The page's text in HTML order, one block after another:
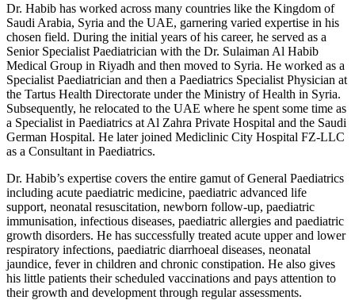
Dr. Habib has worked across many countries like the Kingdom of
Saudi Arabia, Syria and the UAE, garnering varied expertise in his
chosen field. During the initial years of his career, he served as a
Senior Specialist Paediatrician with the Dr. Sulaiman Al Habib
Medical Group in Riyadh and then moved to Syria. He worked as a
Specialist Paediatrician and then a Paediatrics Specialist Physician at
the Tartus Health Directorate under the Ministry of Health in Syria.
Subsequently, he relocated to the UAE where he spent some time as
a Specialist in Paediatrics at Al Zahra Private Hospital and the Saudi
German Hospital. He later joined Mediclinic City Hospital FZ-LLC
as a Consultant in Paediatrics.
Dr. Habib’s expertise covers the entire gamut of General Paediatrics
including acute paediatric medicine, paediatric advanced life
support, neonatal resuscitation, newborn follow-up, paediatric
immunisation, infectious diseases, paediatric allergies and paediatric
growth disorders. He has successfully treated acute upper and lower
respiratory infections, paediatric diarrhoeal diseases, neonatal
jaundice, fever in children and chronic constipation. He also gives
his little patients their scheduled vaccinations and pays attention to
their growth and development through regular assessments.